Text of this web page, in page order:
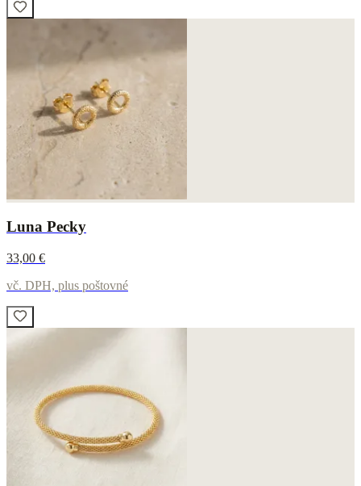
Luna Pecky
33,00 €
vč. DPH, plus poštovné